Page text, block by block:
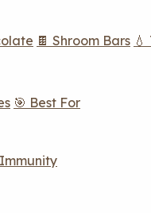
🍫 Shroom Bars
🎯 Best For